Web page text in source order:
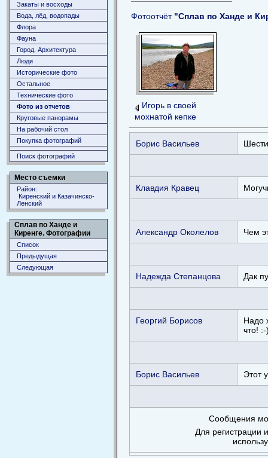
Закаты и восходы
Вода, лёд, водопады
Флора
Фауна
Город. Архитектура
Люди
Исторические фото
Остальное
Технические фото
Фото из отчетов
Круговые панорамы
На рабочий стол
Покупка фотографий
Поиск фотографий
Место съемки
Район:
Киренский и Казачинско-
Ленский
Сплав по Ханде и
Киренге. Фотографии
Список
Предыдущая
Следующая
Фотоотчёт "Сплав по Ханде и
Игорь в своей
мохнатой кепке
Борис Васильев
Клавдия Кравец
Александр Околелов Чем
Надежда Степанцова Дак
Георгий Борисов
Надо
что! :-
Борис Васильев Этот
Сообщения
Для регистрации